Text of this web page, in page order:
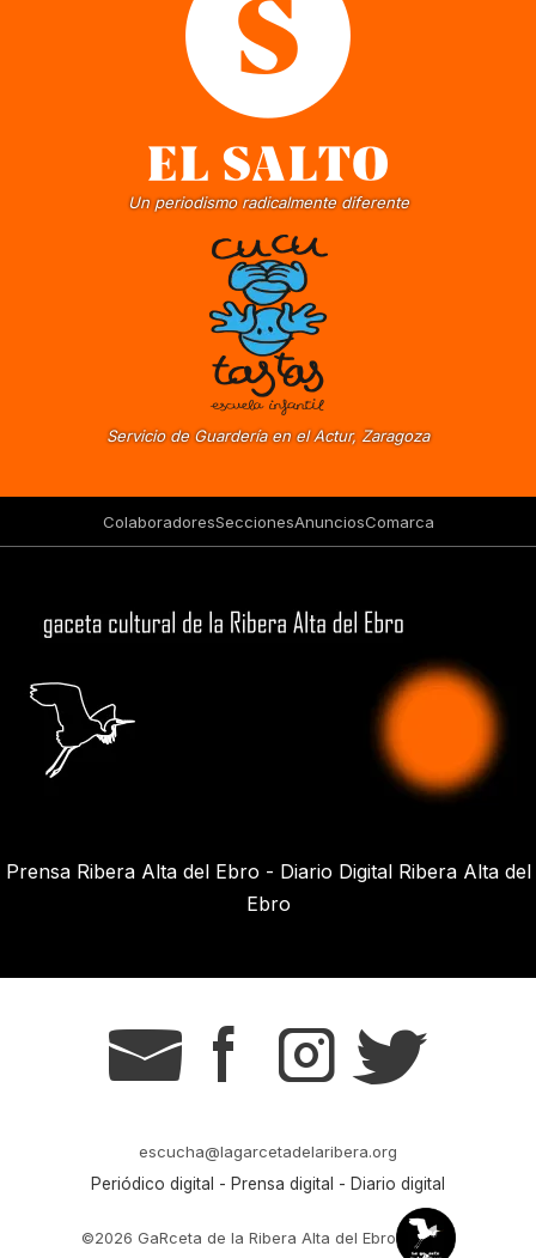
Un periodismo radicalmente diferente
Servicio de Guardería en el Actur, Zaragoza
ColaboradoresSeccionesAnunciosComarca
Prensa Ribera Alta del Ebro - Diario Digital Ribera Alta del
Ebro
g s t r
escucha@lagarcetadelaribera.org
Periódico digital - Prensa digital - Diario digital
©2026 GaRceta de la Ribera Alta del Ebro